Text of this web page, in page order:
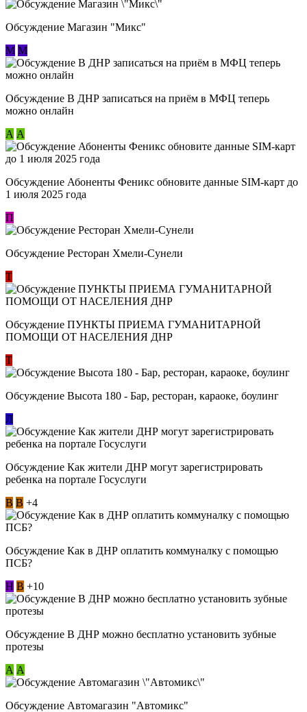
Обсуждение Магазин "Микс"
М М
Обсуждение В ДНР записаться на приём в МФЦ теперь
можно онлайн
А А
Обсуждение Абоненты Феникс обновите данные SIM-карт до
1 июля 2025 года
П
Обсуждение Ресторан Хмели-Сунели
Т
Обсуждение ​ПУНКТЫ ПРИЕМА ГУМАНИТАРНОЙ
ПОМОЩИ ОТ НАСЕЛЕНИЯ ДНР
Т
Обсуждение Высота 180 - Бар, ресторан, караоке, боулинг
Л
Обсуждение Как жители ДНР могут зарегистрировать
ребенка на портале Госуслуги
В В +4
Обсуждение Как в ДНР оплатить коммуналку с помощью
ПСБ?
Н В +10
Обсуждение В ДНР можно бесплатно установить зубные
протезы
А А
Обсуждение Автомагазин "Автомикс"